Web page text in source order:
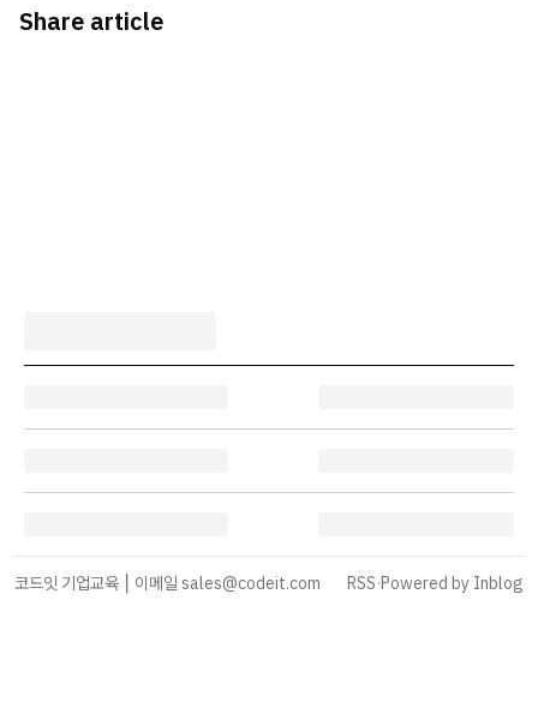
Share article
코드잇 기업교육 ⎮ 이메일 sales@codeit.com RSS·Powered by Inblog